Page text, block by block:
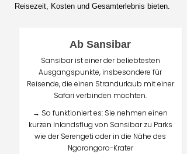
Reisezeit, Kosten und Gesamterlebnis bieten.
Ab Sansibar
Sansibar ist einer der beliebtesten
Ausgangspunkte, insbesondere für
Reisende, die einen Strandurlaub mit einer
Safari verbinden möchten.
→ So funktioniert es: Sie nehmen einen
kurzen Inlandsflug von Sansibar zu Parks
wie der Serengeti oder in die Nähe des
Ngorongoro-Krater